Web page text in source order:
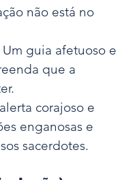
não está no
Um guia afetuoso e
que a
corajoso e
enganosas e
sacerdotes.